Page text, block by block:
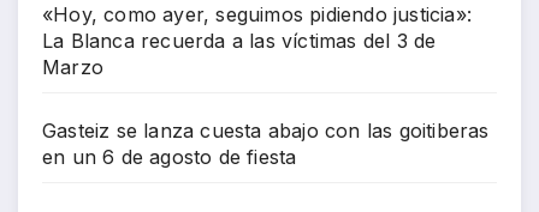
«Hoy, como ayer, seguimos pidiendo justicia»:
La Blanca recuerda a las víctimas del 3 de
Marzo
Gasteiz se lanza cuesta abajo con las goitiberas
en un 6 de agosto de fiesta